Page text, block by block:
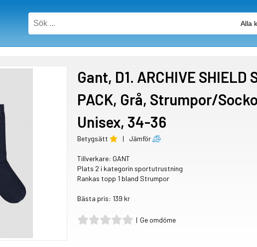
Gant, D1. ARCHIVE SHIELD
PACK, Grå, Strumpor/
Unisex, 34-36
Betygsätt | Jämför
Tillverkare: GANT
Plats 2 i kategorin sportutrustning
Rankas topp 1 bland Strumpor
Bästa pris: 139 kr
| Ge omdöme